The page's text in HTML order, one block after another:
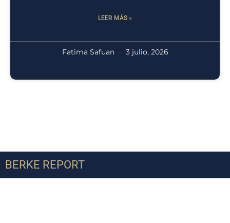
LEER MÁS »
Fatima Safuan 3 julio, 2026
BERKE REPORT